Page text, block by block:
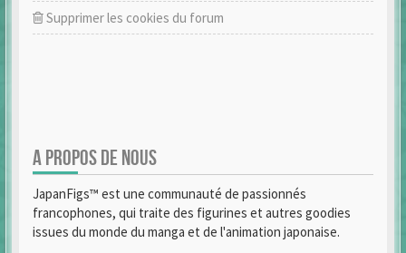
Supprimer les cookies du forum
A PROPOS DE NOUS
JapanFigs™ est une communauté de passionnés
francophones, qui traite des figurines et autres goodies
issues du monde du manga et de l'animation japonaise.